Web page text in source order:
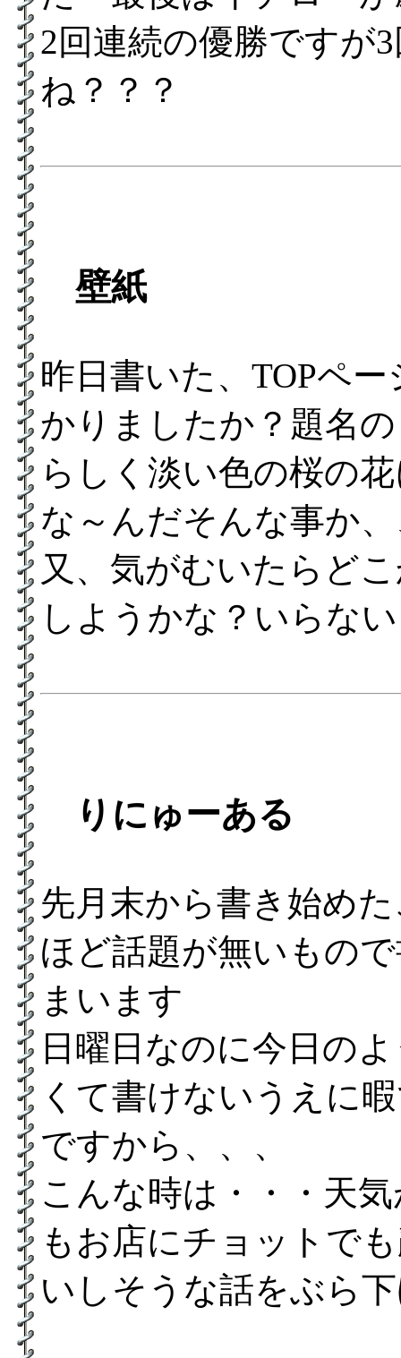
2回連続の優勝ですが
ね？？？
壁紙
昨日書いた、TOPペ
かりましたか？題名
らしく淡い色の桜の
な～んだそんな事か
又、気がむいたらど
しようかな？いらな
りにゅーある
先月末から書き始め
ほど話題が無いもの
まいます
日曜日なのに今日の
くて書けないうえに
ですから、、、
こんな時は・・・天
もお店にチョットで
いしそうな話をぶら